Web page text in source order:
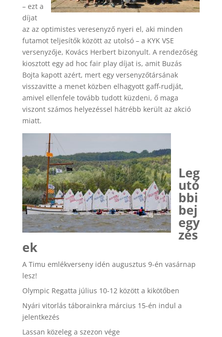
– ezt a
díjat
az az optimistes veresenyző nyeri el, aki minden
futamot teljesítők között az utolsó – a KYK VSE
versenyzője, Kovács Herbert bizonyult. A rendezőség
kiosztott egy ad hoc fair play díjat is, amit Buzás
Bojta kapott azért, mert egy versenyzőtársának
visszavitte a menet közben elhagyott gaff-rudját,
amivel ellenfele tovább tudott küzdeni, ő maga
viszont számos helyezéssel hátrébb került az akció
miatt.
Leg
utó
bbi
bej
egy
zés
ek
A Timu emlékverseny idén augusztus 9-én vasárnap
lesz!
Olympic Regatta július 10-12 között a kikötőben
Nyári vitorlás táborainkra március 15-én indul a
jelentkezés
Lassan közeleg a szezon vége